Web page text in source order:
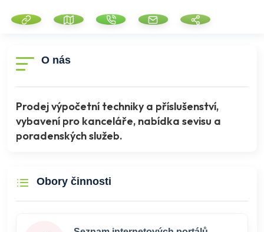
O nás
Prodej výpočetní techniky a příslušenství,
vybavení pro kanceláře, nabídka sevisu a
poradenských služeb.
Obory činnosti